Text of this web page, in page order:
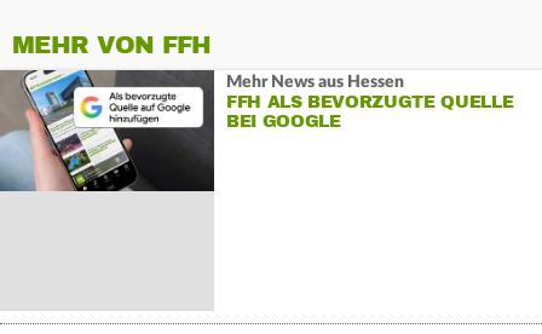
MEHR VON FFH
Mehr News aus Hessen
FFH ALS BEVORZUGTE QUELLE
BEI GOOGLE